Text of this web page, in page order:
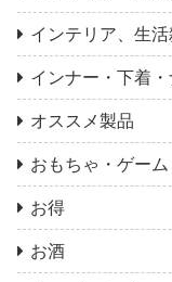
インテリア、生
インナー・下着
オススメ製品
おもちゃ・ゲーム
お得
お酒